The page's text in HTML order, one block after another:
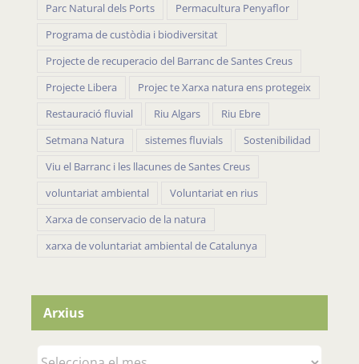
Parc Natural dels Ports
Permacultura Penyaflor
Programa de custòdia i biodiversitat
Projecte de recuperacio del Barranc de Santes Creus
Projecte Libera
Projec te Xarxa natura ens protegeix
Restauració fluvial
Riu Algars
Riu Ebre
Setmana Natura
sistemes fluvials
Sostenibilidad
Viu el Barranc i les llacunes de Santes Creus
voluntariat ambiental
Voluntariat en rius
Xarxa de conservacio de la natura
xarxa de voluntariat ambiental de Catalunya
Arxius
Arxius